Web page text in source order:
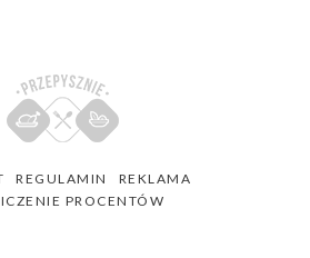
REGULAMIN
REKLAMA
PROCENTÓW